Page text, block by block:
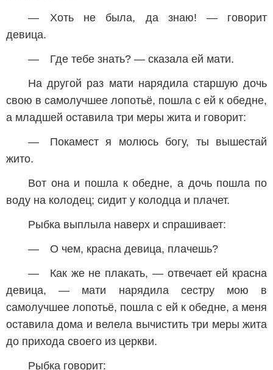
— Хоть не была, да знаю! — говорит
девица.
— Где тебе знать? — сказала ей мати.
На другой раз мати нарядила старшую дочь
свою в самолучшее лопотьё, пошла с ей к обедне,
а младшей оставила три меры жита и говорит:
— Покамест я молюсь богу, ты вышестай
жито.
Вот она и пошла к обедне, а дочь пошла по
воду на колодец; сидит у колодца и плачет.
Рыбка выплыла наверх и спрашивает:
— О чем, красна девица, плачешь?
— Как же не плакать, — отвечает ей красна
девица, — мати нарядила сестру мою в
самолучшее лопотьё, пошла с ей к обедне, а меня
оставила дома и велела вычистить три меры жита
до прихода своего из церкви.
Рыбка говорит: